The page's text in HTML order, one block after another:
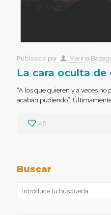
Publicado por Marina
La cara oculta
“A los que quieren y a veces no
acaban pudiendo”.
46
Buscar